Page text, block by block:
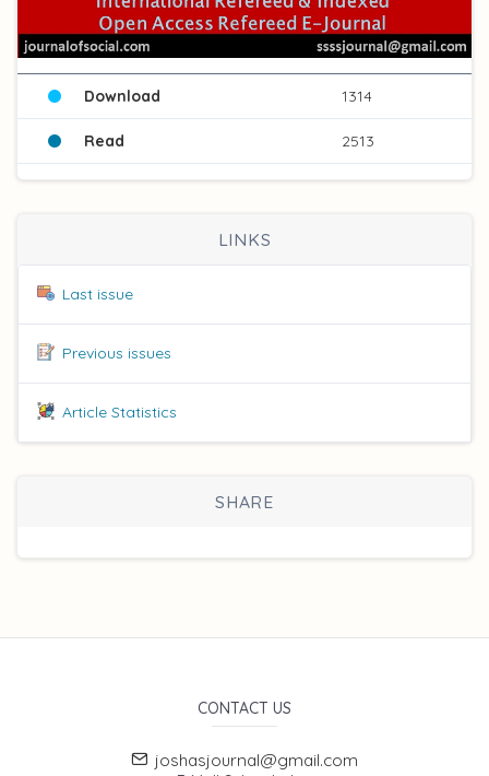
Download 1314
Read 2513
LINKS
Last issue
Previous issues
Article Statistics
SHARE
CONTACT US
joshasjournal@gmail.com